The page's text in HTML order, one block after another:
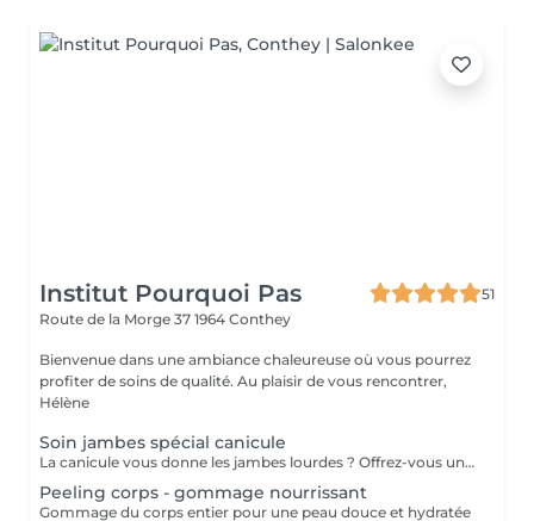
Institut Pourquoi Pas
51
Route de la Morge 37 1964 Conthey
Bienvenue dans une ambiance chaleureuse où vous pourrez
profiter de soins de qualité. Au plaisir de vous rencontrer,
Hélène
Soin jambes spécial canicule
La canicule vous donne les jambes lourdes ? Offrez-vous une parenthèse de fraîcheur avec notre Rituel Jambes Légères : un soin de 60 minutes combinant massage manuel drainant et cryothérapie. Une sensation de fraîcheur immédiate, des jambes plus légères et un moment rien que pour vous. 60 min 80 CHF Sur rendez-vous à l'Institut Pourquoi Pas.
Peeling corps - gommage nourrissant
Gommage du corps entier pour une peau douce et hydratée